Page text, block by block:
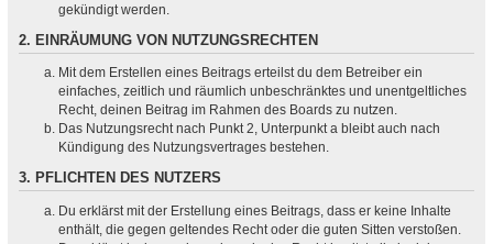
gekündigt werden.
2. EINRÄUMUNG VON NUTZUNGSRECHTEN
Mit dem Erstellen eines Beitrags erteilst du dem Betreiber ein
einfaches, zeitlich und räumlich unbeschränktes und unentgeltliches
Recht, deinen Beitrag im Rahmen des Boards zu nutzen.
Das Nutzungsrecht nach Punkt 2, Unterpunkt a bleibt auch nach
Kündigung des Nutzungsvertrages bestehen.
3. PFLICHTEN DES NUTZERS
Du erklärst mit der Erstellung eines Beitrags, dass er keine Inhalte
enthält, die gegen geltendes Recht oder die guten Sitten verstoßen.